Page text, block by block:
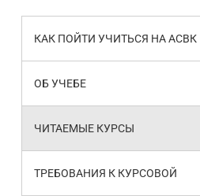
КАК ПОЙТИ УЧИТЬСЯ НА АСВК
ОБ УЧЕБЕ
ЧИТАЕМЫЕ КУРСЫ
ТРЕБОВАНИЯ К КУРСОВОЙ